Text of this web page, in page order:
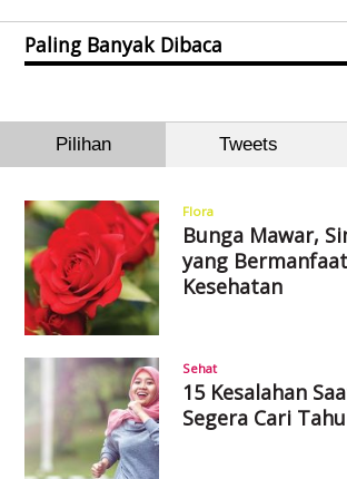
Paling Banyak Dibaca
Pilihan Tweets
Flora
Bunga Mawar,
yang
Kesehatan
Sehat
15 Kesalahan
Segera Cari